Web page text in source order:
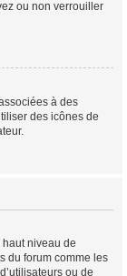
ou non verrouiller
à des
des icônes de
niveau de
du forum comme les
ou de